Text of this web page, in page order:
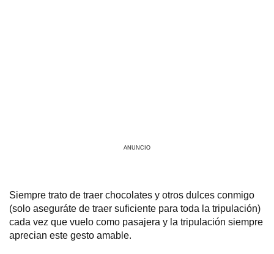
ANUNCIO
Siempre trato de traer chocolates y otros dulces conmigo
(solo aseguráte de traer suficiente para toda la tripulación)
cada vez que vuelo como pasajera y la tripulación siempre
aprecian este gesto amable.